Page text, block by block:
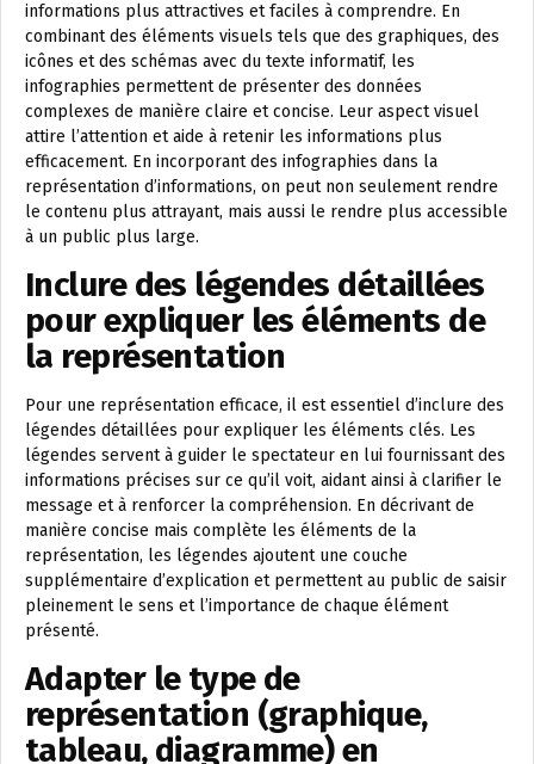
informations plus attractives et faciles à comprendre. En
combinant des éléments visuels tels que des graphiques, des
icônes et des schémas avec du texte informatif, les
infographies permettent de présenter des données
complexes de manière claire et concise. Leur aspect visuel
attire l’attention et aide à retenir les informations plus
efficacement. En incorporant des infographies dans la
représentation d’informations, on peut non seulement rendre
le contenu plus attrayant, mais aussi le rendre plus accessible
à un public plus large.
Inclure des légendes détaillées
pour expliquer les éléments de
la représentation
Pour une représentation efficace, il est essentiel d’inclure des
légendes détaillées pour expliquer les éléments clés. Les
légendes servent à guider le spectateur en lui fournissant des
informations précises sur ce qu’il voit, aidant ainsi à clarifier le
message et à renforcer la compréhension. En décrivant de
manière concise mais complète les éléments de la
représentation, les légendes ajoutent une couche
supplémentaire d’explication et permettent au public de saisir
pleinement le sens et l’importance de chaque élément
présenté.
Adapter le type de
représentation (graphique,
tableau, diagramme) en